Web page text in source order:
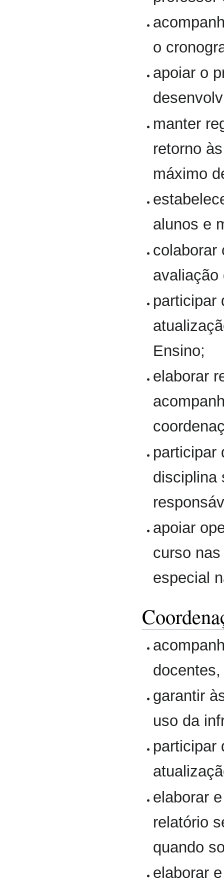
o
apoiar o
manter
retorno
máximo
alunos e
colaborar
avaliação
participar
Ensino;
elaborar
participar
disciplina
apoiar
curso
especial
garantir
uso da
participar
elaborar
relatório
quando
elaborar